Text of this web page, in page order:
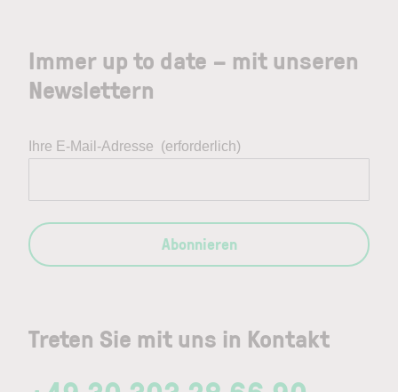
Treten Sie mit uns in Kontakt
Immer up to date – mit unseren
Newslettern
Ihre E-Mail-Adresse (erforderlich)
Abonnieren